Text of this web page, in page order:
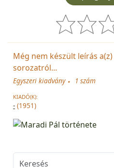
Még nem készült leírás
sorozatról...
Egyszeri kiadvány 1 szám
KIADÓ(K):
- (1951)